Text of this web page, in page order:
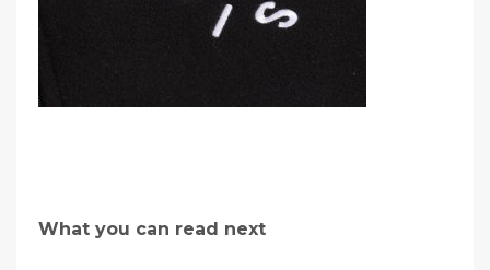
What you can read next